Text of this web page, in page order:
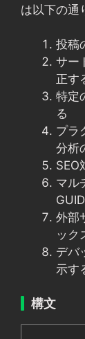
は以下の通
投稿
サー
正す
特定
る
プラ
分析
SEO
マル
外部
ック
デバ
示す
構文